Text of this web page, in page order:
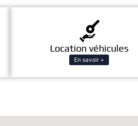
Location véhicules
En savoir +